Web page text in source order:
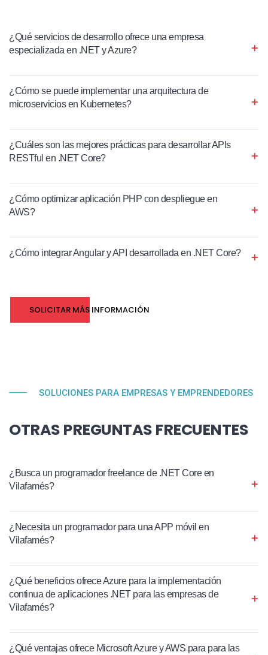
¿Qué servicios de desarrollo ofrece una empresa
especializada en .NET y Azure?
¿Cómo se puede implementar una arquitectura de
microservicios en Kubernetes?
¿Cuáles son las mejores prácticas para desarrollar APIs
RESTful en .NET Core?
¿Cómo optimizar aplicación PHP con despliegue en
AWS?
¿Cómo integrar Angular y API desarrollada en .NET Core?
SOLICITAR MÁS INFORMACIÓN
SOLUCIONES PARA EMPRESAS Y EMPRENDEDORES
OTRAS PREGUNTAS FRECUENTES
¿Busca un programador freelance de .NET Core en
Vilafamés?
¿Necesita un programador para una APP móvil en
Vilafamés?
¿Qué beneficios ofrece Azure para la implementación
continua de aplicaciones .NET para las empresas de
Vilafamés?
¿Qué ventajas ofrece Microsoft Azure y AWS para para las